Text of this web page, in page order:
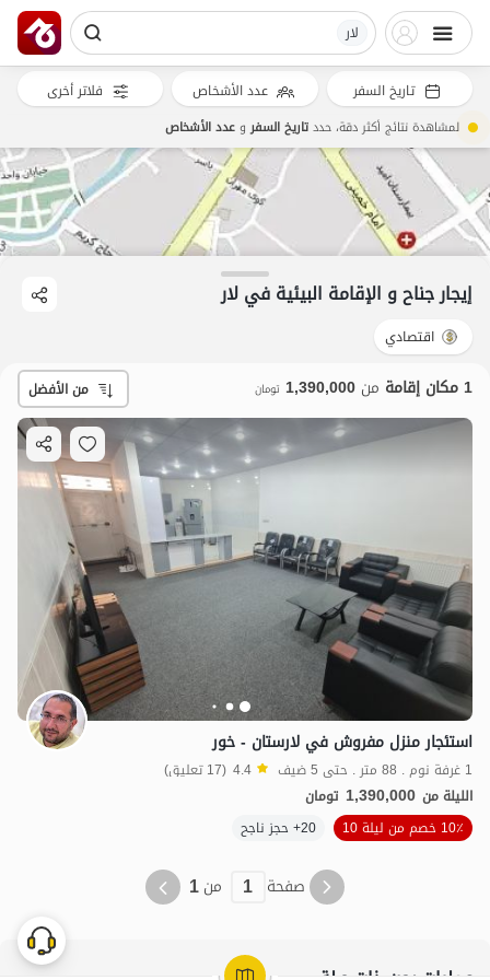
لار
1.39 مليون ت 4.4
إيجار جناح و الإقامة البيئية في لار
اقتصادي
1 مكان إقامة من 1,390,000 تومان من الأفضل
استئجار منزل مفروش في لارستان - خور
1 غرفة نوم . 88 متر . حتى 5 ضيف 4.4 (17 تعليق)
الليلة من 1,390,000 تومان
10٪ خصم من ليلة 10
20+ حجز ناجح
صفحة 1 من1
تاريخ السفر عدد الأشخاص فلاتر أخرى
لمشاهدة نتائج أكثر دقة، حددتاريخ السفروعدد الأشخاص